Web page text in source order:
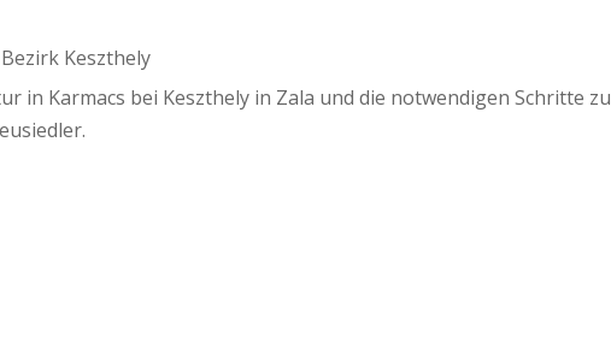
Keszthely
in Karmacs bei Keszthely in Zala und die notwendigen Schritte